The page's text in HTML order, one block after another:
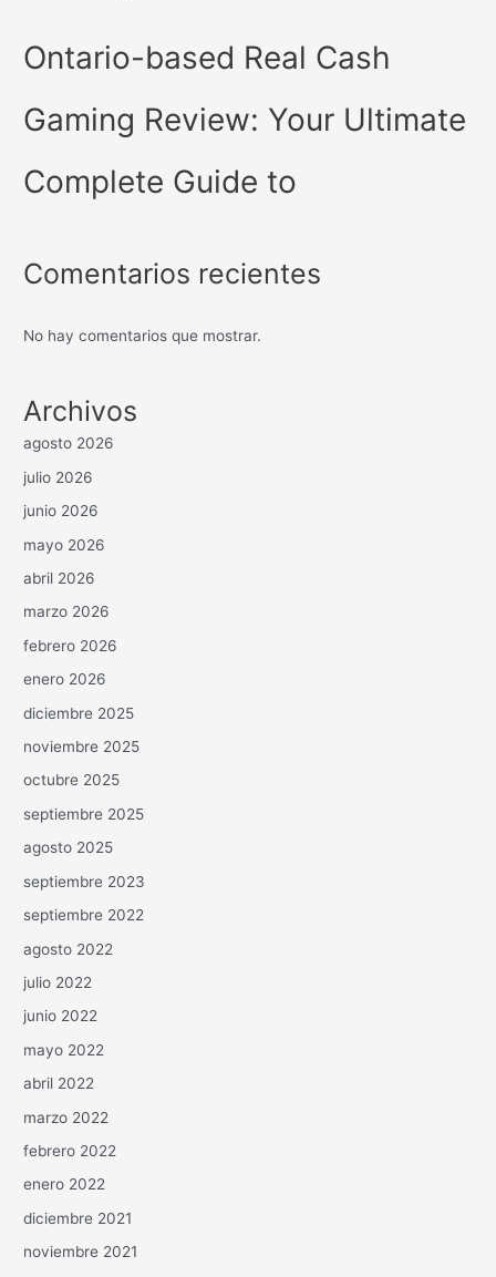
Ontario-based Real Cash
Gaming Review: Your Ultimate
Complete Guide to
Comentarios recientes
No hay comentarios que mostrar.
Archivos
agosto 2026
julio 2026
junio 2026
mayo 2026
abril 2026
marzo 2026
febrero 2026
enero 2026
diciembre 2025
noviembre 2025
octubre 2025
septiembre 2025
agosto 2025
septiembre 2023
septiembre 2022
agosto 2022
julio 2022
junio 2022
mayo 2022
abril 2022
marzo 2022
febrero 2022
enero 2022
diciembre 2021
noviembre 2021